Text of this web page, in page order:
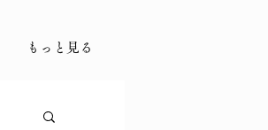
もっと見る